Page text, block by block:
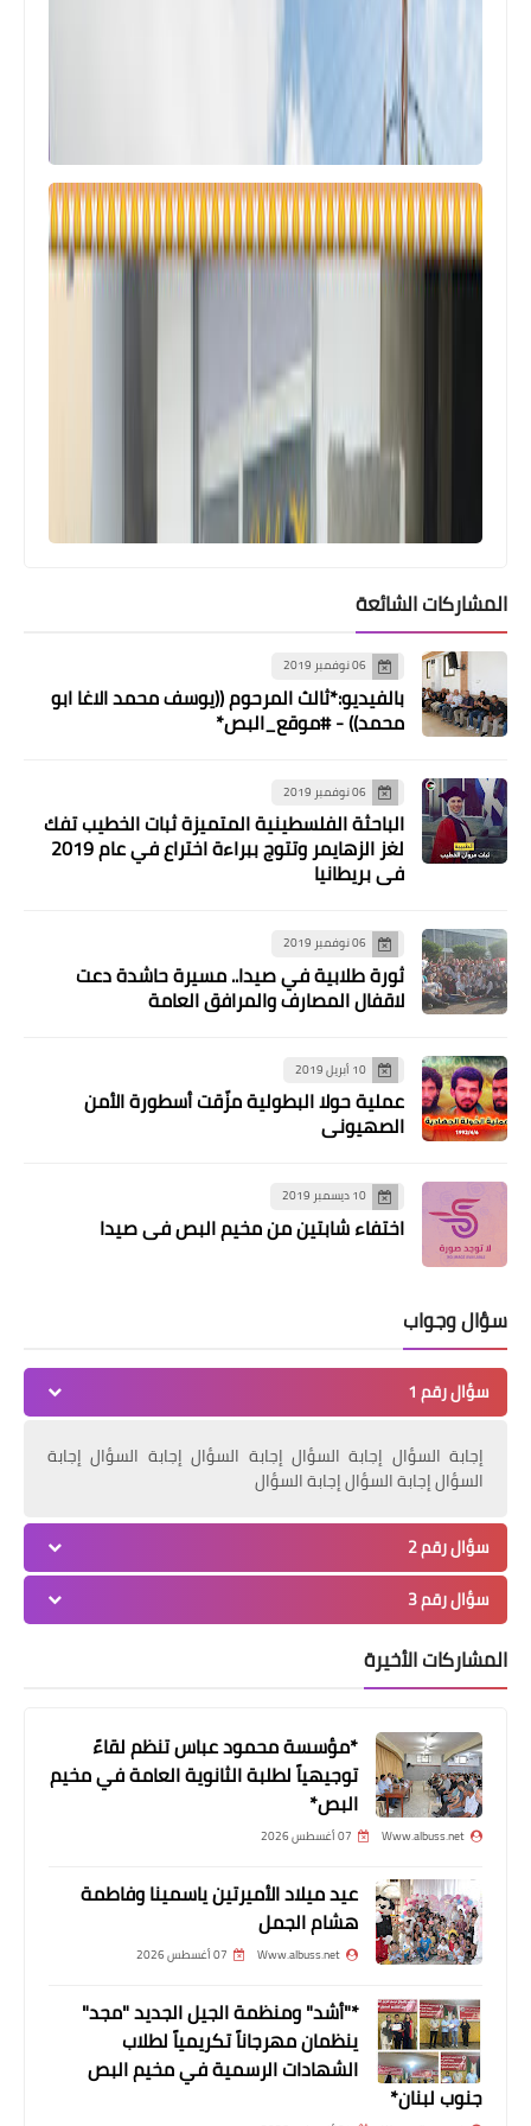
أخبار البص
*ثالث المرحوم الحاج جمال اسماعيل
العنيين بصور*
المناسبات الإجتماعية
ثالث المرحوم الحاج جمال اسماعيل العنيين
بمكة المكرمة
المشاركات الشائعة
06 نوفمبر 2019
بالفيديو:*ثالث المرحوم ((يوسف محمد الاغا ابو
محمد)) - #موقع_البص*
06 نوفمبر 2019
الباحثة الفلسطينية المتميزة ثبات الخطيب تفك
لغز الزهايمر وتتوج ببراءة اختراع في عام 2019
في بريطانيا
06 نوفمبر 2019
ثورة طلابية في صيدا.. مسيرة حاشدة دعت
لاقفال المصارف والمرافق العامة
10 أبريل 2019
عملية حولا البطولية مزّقت أسطورة الأمن
الصهيوني
10 ديسمبر 2019
اختفاء شابتين من مخيم البص في صيدا
سؤال وجواب
سؤال رقم 1
إجابة السؤال إجابة السؤال إجابة السؤال إجابة السؤال إجابة
السؤال إجابة السؤال إجابة السؤال
سؤال رقم 2
سؤال رقم 3
المشاركات الأخيرة
*مؤسسة محمود عباس تنظم لقاءً
توجيهياً لطلبة الثانوية العامة في مخيم
البص*
Www.albuss.net 07 أغسطس 2026
عيد ميلاد الأميرتين ياسمينا وفاطمة
هشام الجمل
Www.albuss.net 07 أغسطس 2026
*"أشد" ومنظمة الجيل الجديد "مجد"
ينظمان مهرجاناً تكريمياً لطلاب
الشهادات الرسمية في مخيم البص
جنوب لبنان*